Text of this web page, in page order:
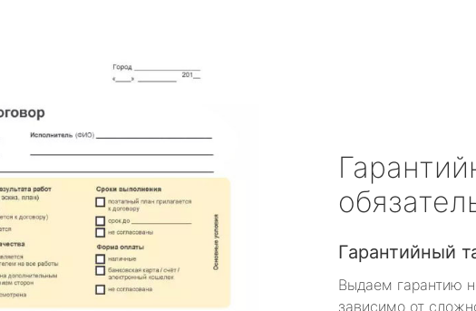
Гарантийный
Выдаем гарантию
зависимо от